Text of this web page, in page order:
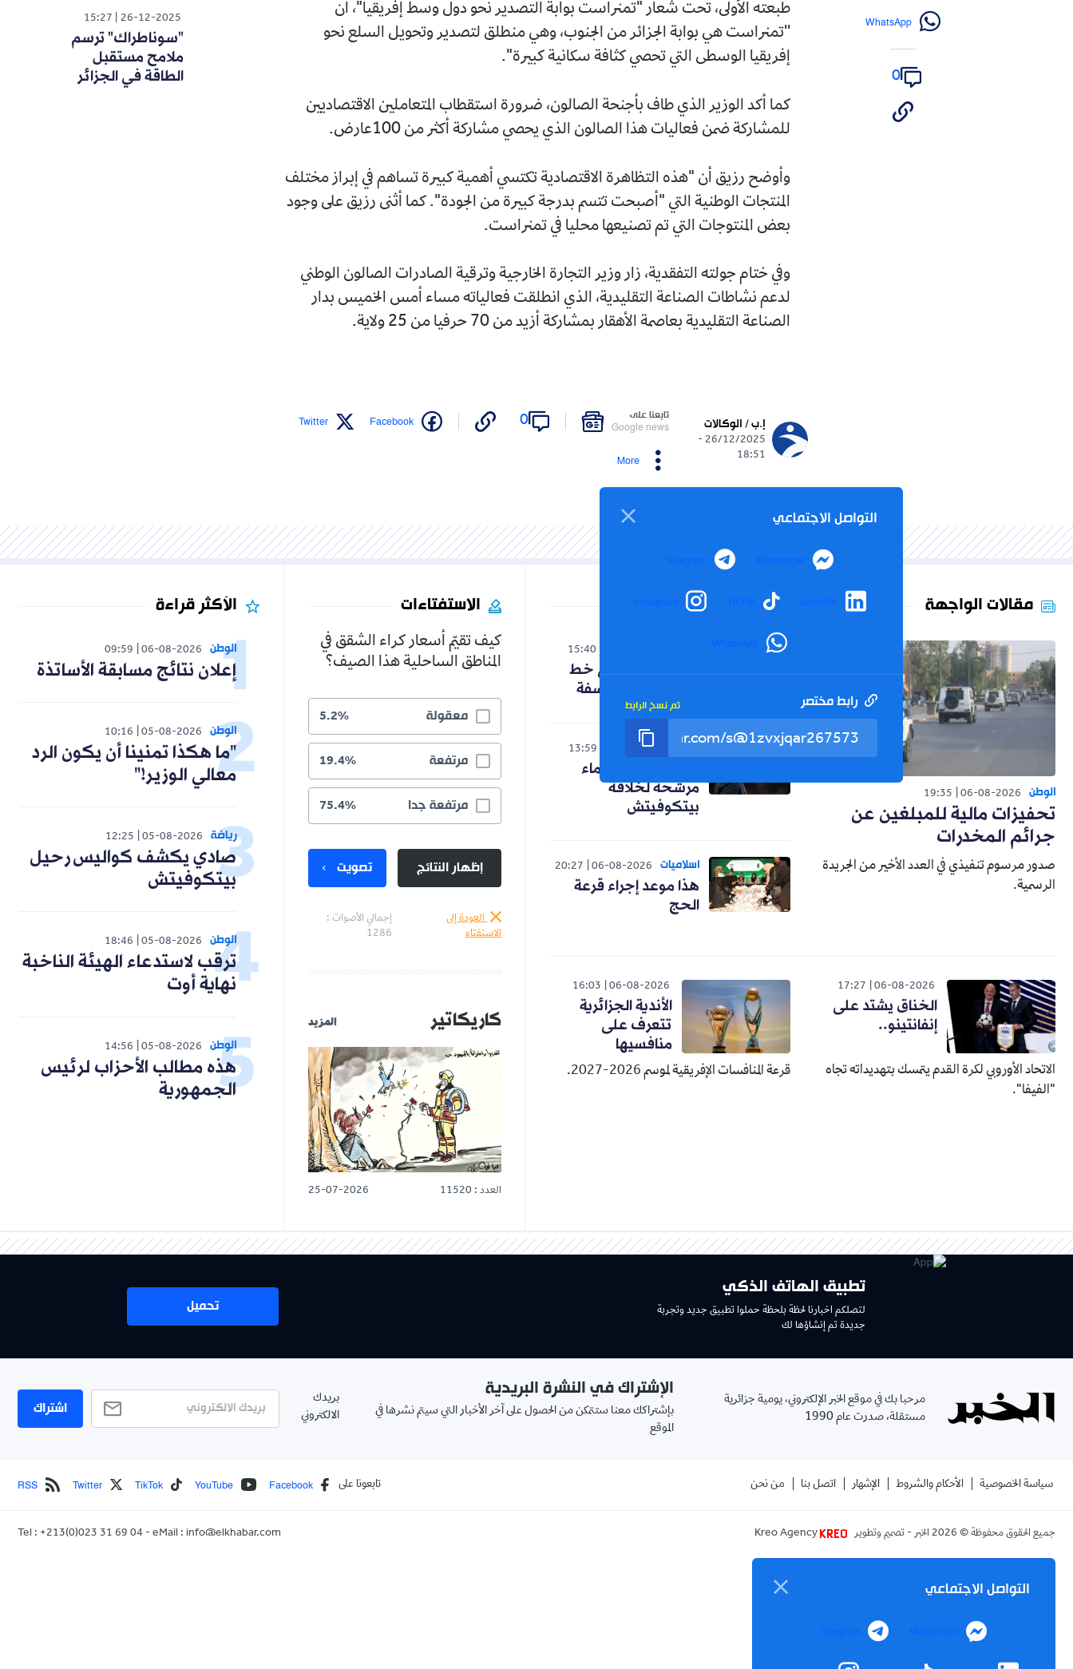
طبعته الأولى، تحت شعار "تمنراست بوابة التصدير نحو دول وسط إفريقيا"، أن
''تمنراست هي بوابة الجزائر من الجنوب، وهي منطلق لتصدير وتحويل السلع نحو
إفريقيا الوسطى التي تحصي كثافة سكانية كبيرة".
كما أكد الوزير الذي طاف بأجنحة الصالون، ضرورة استقطاب المتعاملين الاقتصاديين
للمشاركة ضمن فعاليات هذا الصالون الذي يحصي مشاركة أكثر من 100عارض.
وأوضح رزيق أن "هذه التظاهرة الاقتصادية تكتسي أهمية كبيرة تساهم في إبراز مختلف
المنتجات الوطنية التي "أصبحت تتسم بدرجة كبيرة من الجودة". كما أثنى رزيق على وجود
بعض المنتوجات التي تم تصنيعها محليا في تمنراست.
وفي ختام جولته التفقدية، زار وزير التجارة الخارجية وترقية الصادرات الصالون الوطني
لدعم نشاطات الصناعة التقليدية، الذي انطلقت فعالياته مساء أمس الخميس بدار
الصناعة التقليدية بعاصمة الأهقار بمشاركة أزيد من 70 حرفيا من 25 ولاية.
WhatsApp
0
26-12-2025
15:27
"سوناطراك" ترسم
ملامح مستقبل
الطاقة في الجزائر
إ.ب / الوكالات
26/12/2025 -
18:51
تابعنا على
Google news
0
Facebook
Twitter
More
التواصل الاجتماعي
Messenger
Telegram
LinkedIn
TikTok
Instagram
WhatsApp
رابط مختصر تم نسخ الرابط
مقالات الواجهة
الوطن 06-08-2026
19:35
تحفيزات مالية للمبلغين عن
جرائم المخدرات
صدور مرسوم تنفيذي في العدد الأخير من الجريدة
الرسمية.
15:40
حنون تدخل على خط
الجدل حول الفلسفة
رياضة 06-08-2026
13:59
رسميا.. ثلاثة أسماء
مرشحة لخلافة
بيتكوفيتش
اسلاميات 06-08-2026
20:27
هذا موعد إجراء قرعة
الحج
06-08-2026
17:27
الخناق يشتد على
إنفانتينو..
الاتحاد الأوروبي لكرة القدم يتمسك بتهديداته تجاه
"الفيفا".
06-08-2026
16:03
الأندية الجزائرية
تتعرف على
منافسيها
قرعة المنافسات الإفريقية لموسم 2026-2027.
الاستفتاءات
كيف تقيّم أسعار كراء الشقق في
المناطق الساحلية هذا الصيف؟
معقولة 5.2%
مرتفعة 19.4%
مرتفعة جدا 75.4%
إظهار النتائج تصويت
العودة إلى
الاستفتاء
إجمالي الأصوات :
1286
كاريكاتير المزيد
العدد : 11520 25-07-2026
الأكثر قراءة
الوطن 06-08-2026
09:59
إعلان نتائج مسابقة الأساتذة
الوطن 05-08-2026
10:16
"ما هكذا تمنينا أن يكون الرد
معالي الوزير!"
رياضة 05-08-2026
12:25
صادي يكشف كواليس رحيل
بيتكوفيتش
الوطن 05-08-2026
18:46
ترقب لاستدعاء الهيئة الناخبة
نهاية أوت
الوطن 05-08-2026
14:56
هذه مطالب الأحزاب لرئيس
الجمهورية
تطبيق الهاتف الذكي
لتصلكم اخبارنا لحظة بلحظة حملوا تطبيق جديد وتجربة
جديدة تم إنشاؤها لك
تحميل
مرحبا بك في موقع الخبر الإلكتروني، يومية جزائرية
مستقلة، صدرت عام 1990
الإشتراك في النشرة البريدية
بإشتراكك معنا ستتمكن من الحصول على آخر الأخبار التي سيتم نشرها في
الموقع
بريدك
الالكتروني
اشتراك
سياسة الخصوصية الأحكام والشروط الإشهار اتصل بنا من نحن تابعونا على Facebook
YouTube
TikTok
Twitter
RSS
جميع الحقوق محفوظة © 2026 الخبر - تصميم وتطوير Kreo Agency
Tel : +213(0)023 31 69 04 - eMail : info@elkhabar.com
التواصل الاجتماعي
Messenger
Telegram